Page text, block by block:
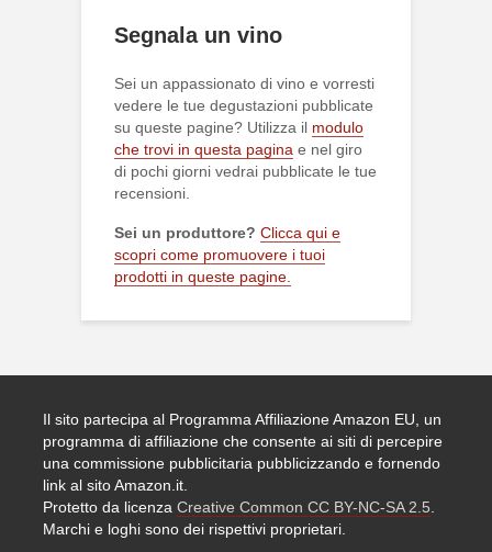
Segnala un vino
Sei un appassionato di vino e vorresti
vedere le tue degustazioni pubblicate
su queste pagine? Utilizza il modulo
che trovi in questa pagina e nel giro
di pochi giorni vedrai pubblicate le tue
recensioni.
Sei un produttore? Clicca qui e
scopri come promuovere i tuoi
prodotti in queste pagine.
Il sito partecipa al Programma Affiliazione Amazon EU, un
programma di affiliazione che consente ai siti di percepire
una commissione pubblicitaria pubblicizzando e fornendo
link al sito Amazon.it.
Protetto da licenza Creative Common CC BY-NC-SA 2.5
Marchi e loghi sono dei rispettivi proprietari.